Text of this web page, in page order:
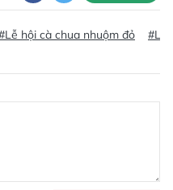
hội cà chua nhuộm đỏ #Lễ